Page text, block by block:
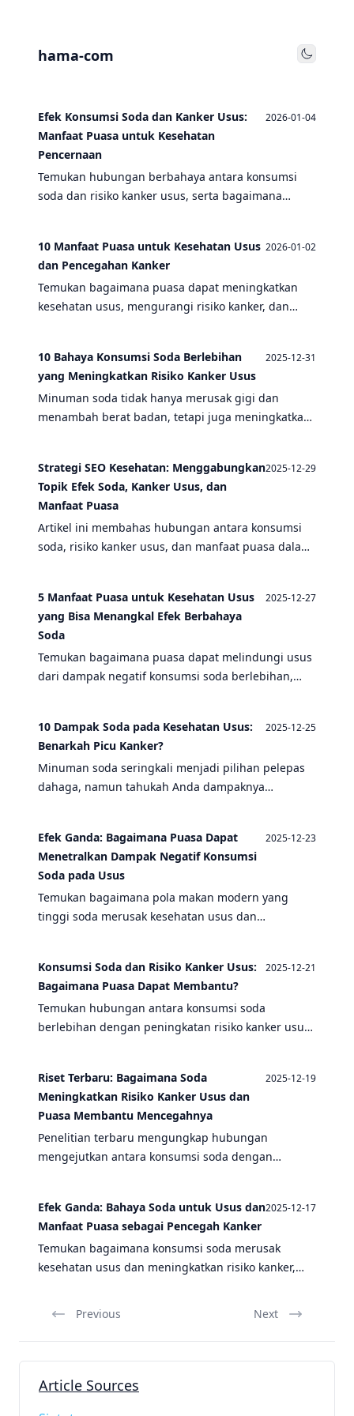
hama-com Toggle
Efek Konsumsi Soda dan Kanker Usus:
Manfaat Puasa untuk Kesehatan
Pencernaan
2026-01-04
Temukan hubungan berbahaya antara konsumsi
soda dan risiko kanker usus, serta bagaimana
mencegah penyakit kronis.
10 Manfaat Puasa untuk Kesehatan Usus
dan Pencegahan Kanker
2026-01-02
Temukan bagaimana puasa dapat meningkatkan
kesehatan usus, mengurangi risiko kanker, dan
10 Bahaya Konsumsi Soda Berlebihan
yang Meningkatkan Risiko Kanker Usus
2025-12-31
Minuman soda tidak hanya merusak gigi dan
menambah berat badan, tetapi juga meningkatkan
Strategi SEO Kesehatan: Menggabungkan
Topik Efek Soda, Kanker Usus, dan
Manfaat Puasa
2025-12-29
Artikel ini membahas hubungan antara konsumsi
soda, risiko kanker usus, dan manfaat puasa dalam
5 Manfaat Puasa untuk Kesehatan Usus
yang Bisa Menangkal Efek Berbahaya
Soda
2025-12-27
Temukan bagaimana puasa dapat melindungi usus
dari dampak negatif konsumsi soda berlebihan,
10 Dampak Soda pada Kesehatan Usus:
Benarkah Picu Kanker?
2025-12-25
Minuman soda seringkali menjadi pilihan pelepas
dahaga, namun tahukah Anda dampaknya
usus, dan bagaimana puasa dapat membantu
memulihkan sistem pencernaan.
Efek Ganda: Bagaimana Puasa Dapat
Menetralkan Dampak Negatif Konsumsi
Soda pada Usus
2025-12-23
Temukan bagaimana pola makan modern yang
tinggi soda merusak kesehatan usus dan
tersebut.
Konsumsi Soda dan Risiko Kanker Usus:
Bagaimana Puasa Dapat Membantu?
2025-12-21
Temukan hubungan antara konsumsi soda
berlebihan dengan peningkatan risiko kanker usus,
kesehatan pencernaan.
Riset Terbaru: Bagaimana Soda
Meningkatkan Risiko Kanker Usus dan
Puasa Membantu Mencegahnya
2025-12-19
Penelitian terbaru mengungkap hubungan
mengejutkan antara konsumsi soda dengan
signifikan.
Efek Ganda: Bahaya Soda untuk Usus dan
Manfaat Puasa sebagai Pencegah Kanker
2025-12-17
Temukan bagaimana konsumsi soda merusak
kesehatan usus dan meningkatkan risiko kanker,
Previous Next
Article Sources